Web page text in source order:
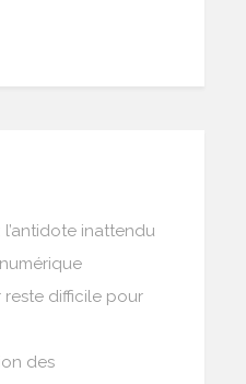
l’antidote inattendu
reste difficile pour
des